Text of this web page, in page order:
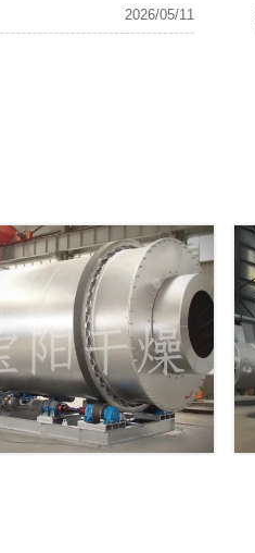
2026/05/11